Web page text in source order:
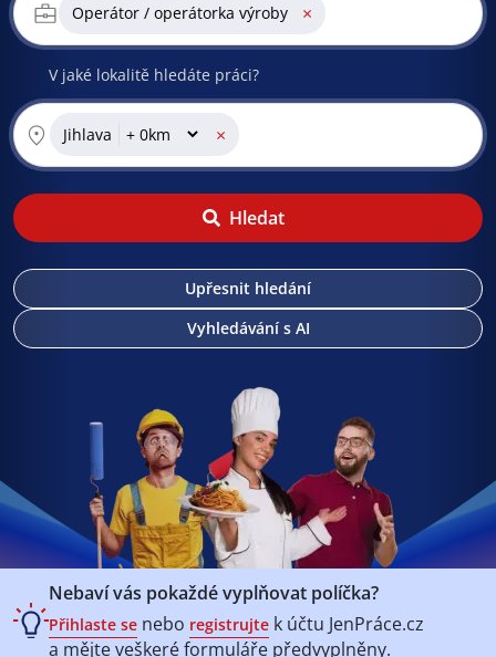
Operátor / operátorka výroby ×
V jaké lokalitě hledáte práci?
Jihlava ×
Hledat
Upřesnit hledání
Vyhledávání s AI
Nebaví vás pokaždé vyplňovat políčka?
Přihlaste se nebo registrujte k účtu JenPráce.cz
a mějte veškeréformuláře předvyplněny.